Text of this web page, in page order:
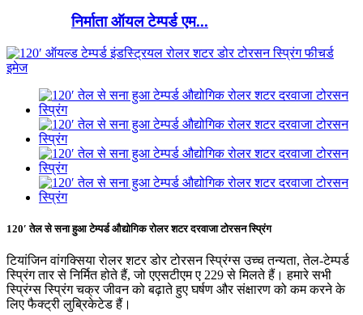
निर्माता ऑयल टेम्पर्ड एम...
120′ तेल से सना हुआ टेम्पर्ड औद्योगिक रोलर शटर दरवाजा टोरसन स्प्रिंग
टियांजिन वांगक्सिया रोलर शटर डोर टोरसन स्प्रिंग्स उच्च तन्यता, तेल-टेम्पर्ड
स्प्रिंग तार से निर्मित होते हैं, जो एएसटीएम ए 229 से मिलते हैं। हमारे सभी
स्प्रिंग्स स्प्रिंग चक्र जीवन को बढ़ाते हुए घर्षण और संक्षारण को कम करने के
लिए फैक्ट्री लुब्रिकेटेड हैं।